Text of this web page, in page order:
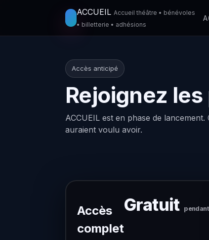
ACCUEIL Accueil théâtre • bénévoles
• billetterie • adhésions
Accès anticipé
Rejoignez
ACCUEIL est en phase de
auraient voulu avoir.
Accès
complet
Gratuit